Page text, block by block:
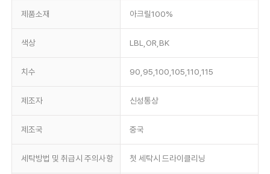
제품소재 아크릴100%
색상 LBL,OR,BK
치수 90,95,100,105,110,115
제조자 신성통상
제조국 중국
세탁방법 및 취급시 주의사항 첫 세탁시 드라이클리닝